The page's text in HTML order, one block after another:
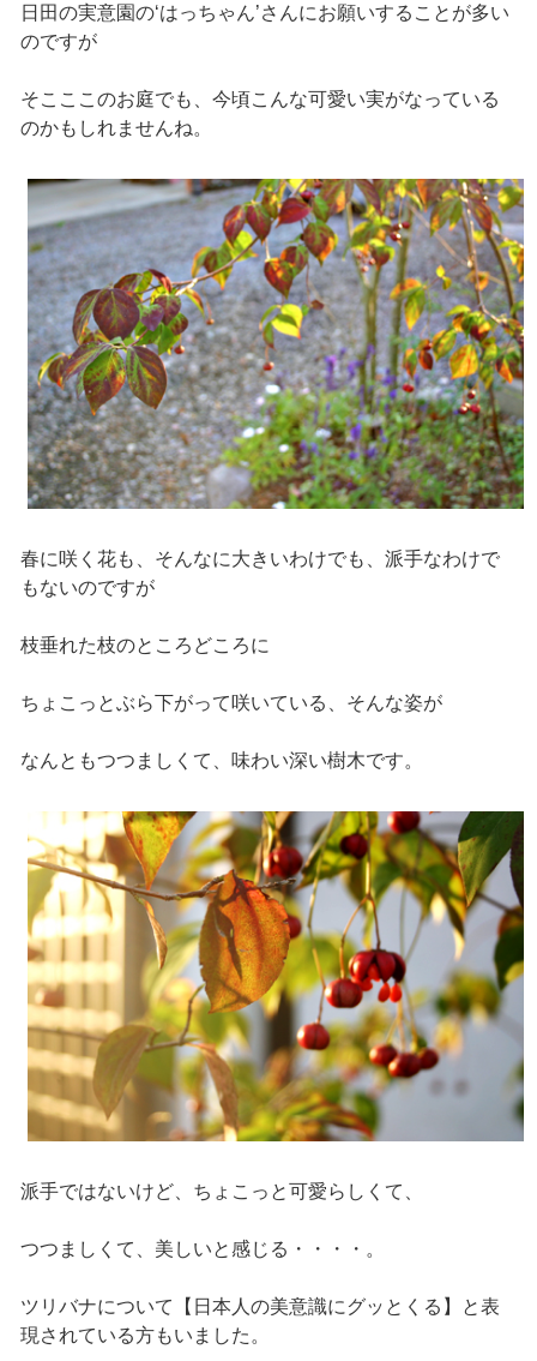
日田の実意園の‘はっちゃん’さんにお願いすることが多い
のですが
そこここのお庭でも、今頃こんな可愛い実がなっている
のかもしれませんね。
春に咲く花も、そんなに大きいわけでも、派手なわけで
もないのですが
枝垂れた枝のところどころに
ちょこっとぶら下がって咲いている、そんな姿が
なんともつつましくて、味わい深い樹木です。
派手ではないけど、ちょこっと可愛らしくて、
つつましくて、美しいと感じる・・・・。
ツリバナについて【日本人の美意識にグッとくる】と表
現されている方もいました。